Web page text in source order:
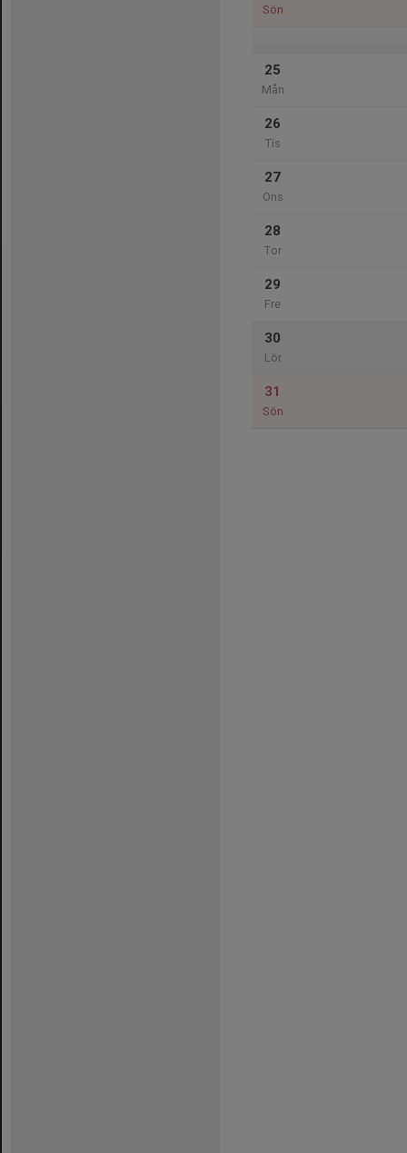
Sön
25
Mån
26
Tis
27
Ons
28
Tor
29
Fre
30
Lör
31
Sön